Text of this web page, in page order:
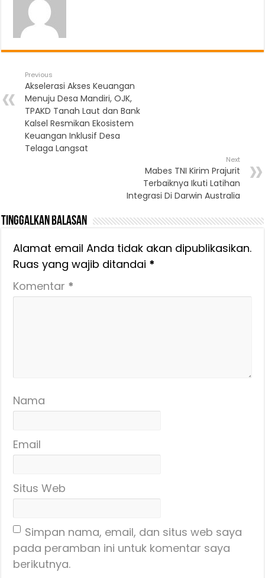
Previous
Akselerasi Akses Keuangan
Menuju Desa Mandiri, OJK,
TPAKD Tanah Laut dan Bank
Kalsel Resmikan Ekosistem
Keuangan Inklusif Desa
Telaga Langsat
Next
Mabes TNI Kirim Prajurit
Terbaiknya Ikuti Latihan
Integrasi Di Darwin Australia
Tinggalkan Balasan
Alamat email Anda tidak akan dipublikasikan.
Ruas yang wajib ditandai *
Komentar *
Nama
Email
Situs Web
Simpan nama, email, dan situs web saya
pada peramban ini untuk komentar saya
berikutnya.